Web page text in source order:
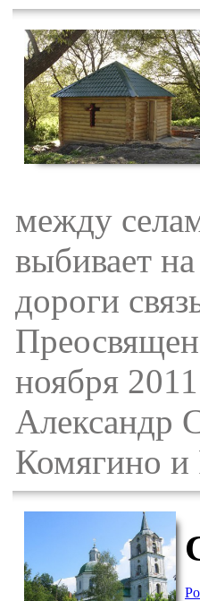
между
выбивает
дороги
ноября
Александр
Комягино и